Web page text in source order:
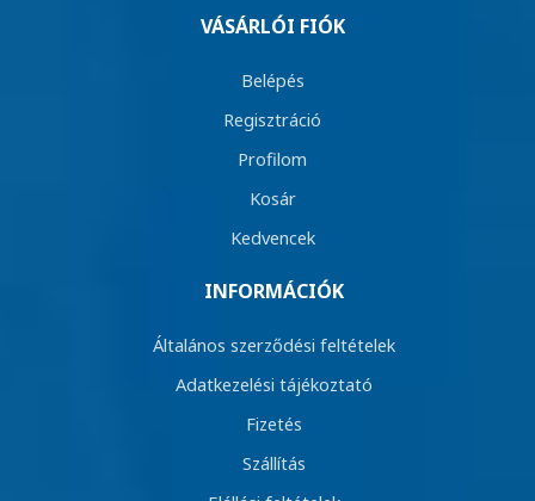
VÁSÁRLÓI FIÓK
Belépés
Regisztráció
Profilom
Kosár
Kedvencek
INFORMÁCIÓK
Általános szerződési feltételek
Adatkezelési tájékoztató
Fizetés
Szállítás